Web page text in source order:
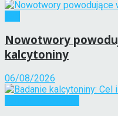
Nowotwory
kalcytoniny
06/08/2026